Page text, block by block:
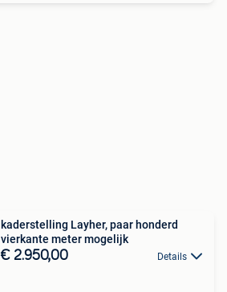
kaderstelling Layher, paar honderd
vierkante meter mogelijk
€ 2.950,00 Details